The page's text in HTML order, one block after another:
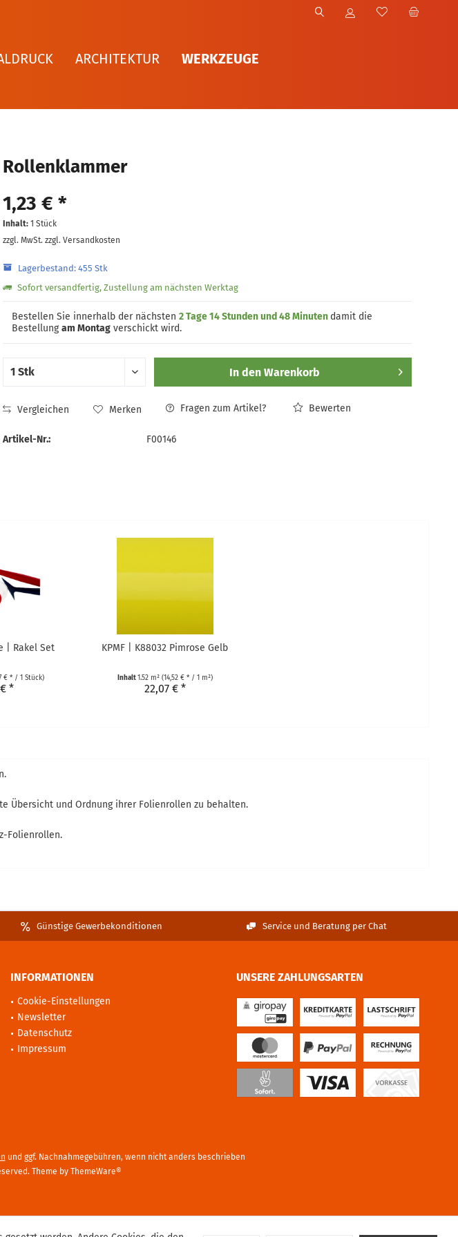
ARCHITEKTUR WERKZEUGE
Rollenklammer
1,23 € *
Inhalt: 1 Stück
zzgl. MwSt. zzgl. Versandkosten
Lagerbestand: 455 Stk
Sofort versandfertig, Zustellung am nächsten Werktag
Bestellen Sie innerhalb der nächsten 2 Tage 14 Stunden und 48 Minuten damit die
Bestellungam Montagverschickt wird.
In den Warenkorb
Vergleichen Merken Fragen zum Artikel? Bewerten
Artikel-Nr.: F00146
| Rakel Set
€ * / 1 Stück)
*
KPMF | K88032 Pimrose Gelb
Inhalt1.52 m² (14,52 € * / 1 m²)
22,07 € *
Übersicht und Ordnung ihrer Folienrollen zu behalten.
Folienrollen.
Günstige Gewerbekonditionen Service und Beratung per Chat
INFORMATIONEN
Cookie-Einstellungen
Newsletter
Datenschutz
Impressum
UNSERE ZAHLUNGSARTEN
und ggf. Nachnahmegebühren, wenn nicht anders beschrieben
Theme by ThemeWare®